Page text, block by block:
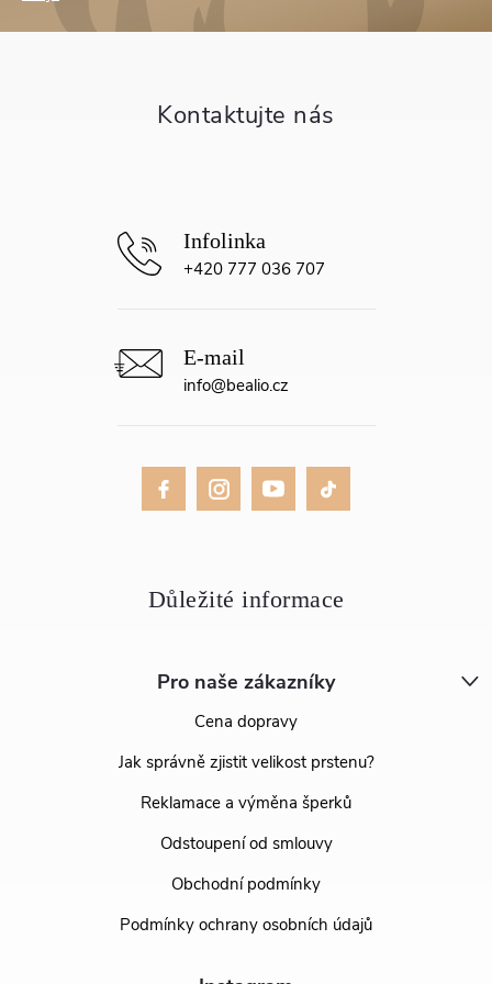
Pro naše zákazníky
Cena dopravy
Jak správně zjistit velikost prstenu?
Reklamace a výměna šperků
Odstoupení od smlouvy
Obchodní podmínky
Podmínky ochrany osobních údajů
info@bealio.cz
+420 777 036 707